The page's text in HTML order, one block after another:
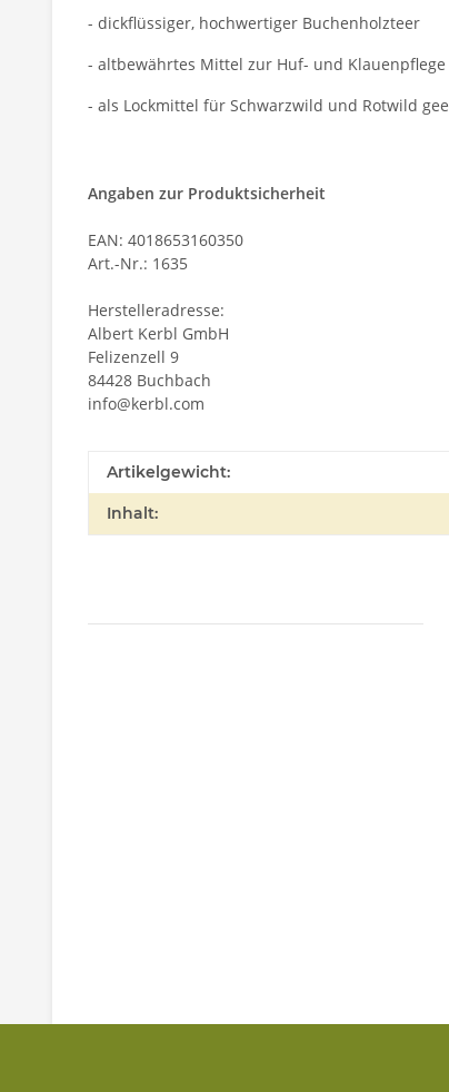
- dickflüssiger, hochwertiger Buchenholzteer
- altbewährtes Mittel zur Huf- und Klauenpflege
- als Lockmittel für Schwarzwild und Rotwild
Angaben zur Produktsicherheit
EAN: 4018653160350
Art.-Nr.: 1635
Herstelleradresse:
Albert Kerbl GmbH
Felizenzell 9
84428 Buchbach
info@kerbl.com
Artikelgewicht:
Inhalt: